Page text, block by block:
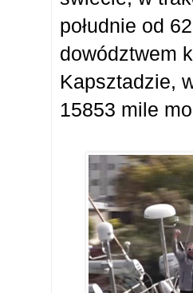
południe od
dowództwem
Kapsztadzie,
15853 mile